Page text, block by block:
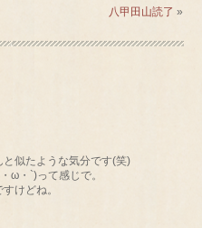
八甲田山読了 »
似たような気分です(笑)
ω・`)って感じで。
けどね。